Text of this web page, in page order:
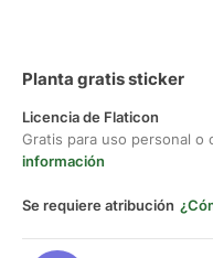
Planta gratis sticker
Licencia de Flaticon
Gratis para uso personal o
información
Se requiere atribución